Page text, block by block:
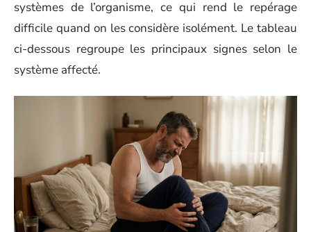
systèmes de l’organisme, ce qui rend le repérage
difficile quand on les considère isolément. Le tableau
ci-dessous regroupe les principaux signes selon le
système affecté.